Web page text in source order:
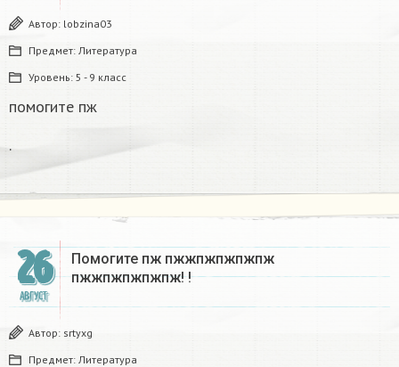
Автор: lobzina03
Предмет: Литература
Уровень: 5 - 9 класс
помогите пж
.​
26
АВГУСТ
Помогите пж пжжпжпжпжпж
пжжпжпжпжпж! !​
Автор: srtyxg
Предмет: Литература